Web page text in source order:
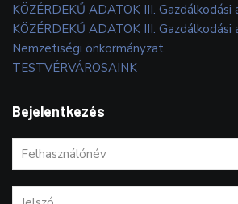
KÖZÉRDEKŰ ADATOK III. Gazdálkodási
KÖZÉRDEKŰ ADATOK III. Gazdálkodási
Nemzetiségi önkormányzat
TESTVÉRVÁROSAINK
Bejelentkezés